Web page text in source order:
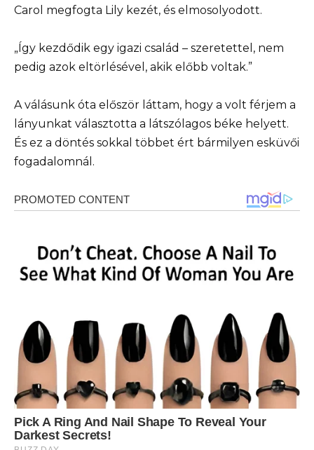
Carol megfogta Lily kezét, és elmosolyodott.
„Így kezdődik egy igazi család – szeretettel, nem
pedig azok eltörlésével, akik előbb voltak.”
A válásunk óta először láttam, hogy a volt férjem a
lányunkat választotta a látszólagos béke helyett.
És ez a döntés sokkal többet ért bármilyen esküvői
fogadalomnál.